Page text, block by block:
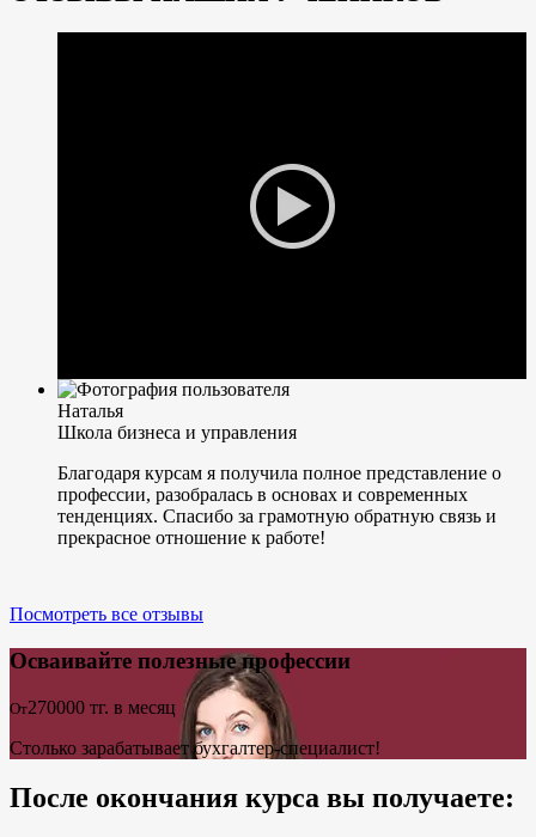
Наталья
Школа бизнеса и управления
Благодаря курсам я получила полное представление о
профессии, разобралась в основах и современных
тенденциях. Спасибо за грамотную обратную связь и
прекрасное отношение к работе!
Посмотреть все отзывы
Осваивайте полезные профессии
От270000 тг. в месяц
Столько зарабатывает бухгалтер-специалист!
После окончания курса вы получаете: